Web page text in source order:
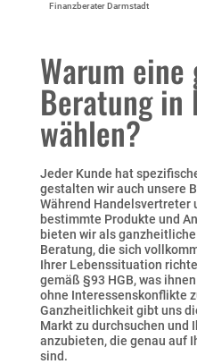
Finanzberater Darmstadt⁠
Warum
Beratung in
wählen?
Jeder Kunde hat
gestalten wir auch unsere
Während Handelsvertreter
bestimmte Produkte und
bieten wir als
Beratung, die sich
Ihrer Lebenssituation
gemäß §93 HGB, was
ohne Interessenskonflikte
Ganzheitlichkeit gibt uns
Markt zu durchsuchen und
anzubieten, die genau auf
sind.